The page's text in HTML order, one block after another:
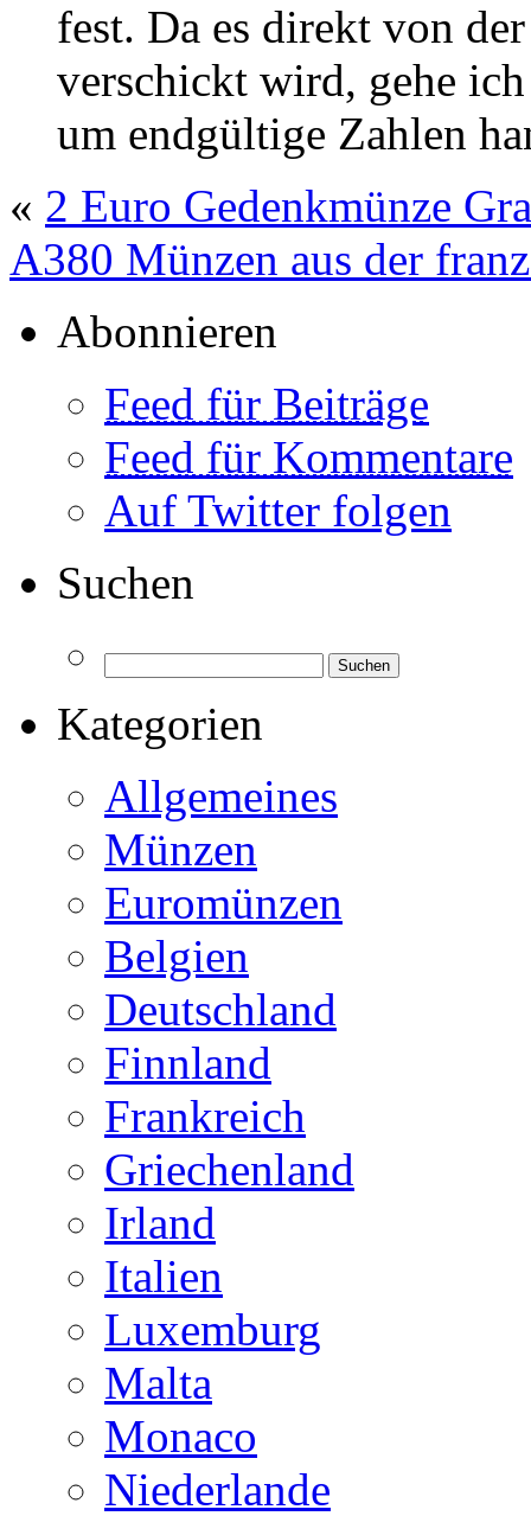
fest. Da es direkt von
verschickt wird, gehe
um endgültige Zahlen
« 2 Euro Gedenkmünze
A380 Münzen aus der
Abonnieren
Feed für Beiträge
Feed für Kommentare
Auf Twitter folgen
Suchen
Kategorien
Allgemeines
Münzen
Euromünzen
Belgien
Deutschland
Finnland
Frankreich
Griechenland
Irland
Italien
Luxemburg
Malta
Monaco
Niederlande